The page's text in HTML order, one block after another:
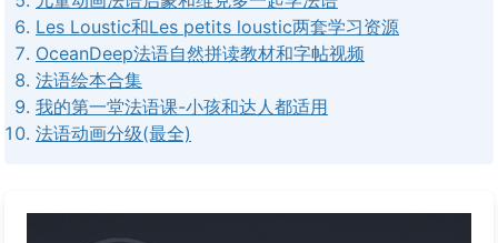
Les Loustic和Les petits loustic两套学习资源
OceanDeep法语自然拼读教材和字帖视频
法语绘本合集
我的第一堂法语课-小孩和达人都适用
法语动画分级(最全)